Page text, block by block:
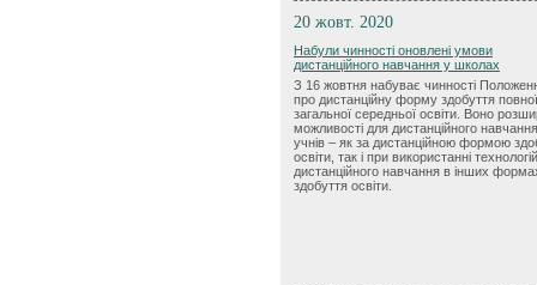
20 жовт. 2020
Набули чинності оновлені умови
дистанційного навчання у школах
З 16 жовтня набуває чинності
про дистанційну форму здобуття повної
загальної середньої освіти. Воно
можливості для дистанційного навчання
учнів – як за дистанційною формою
освіти, так і при використанні технологій
дистанційного навчання в інших
здобуття освіти.